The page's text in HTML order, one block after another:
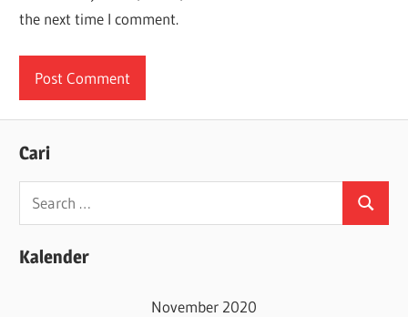
the next time I comment.
Cari
Search
for:
Search
Kalender
November 2020